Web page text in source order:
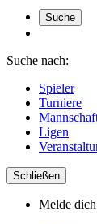
Suche
Suche nach:
Spieler
Turniere
Ligen
Schließen
Melde